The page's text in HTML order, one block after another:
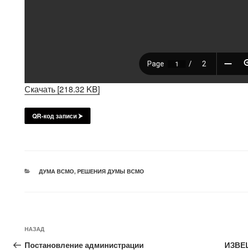
Скачать [218.32 KB]
QR-код записи ⮞
РУБРИКИ
ДУМА ВСМО, РЕШЕНИЯ ДУМЫ ВСМО
Навигация
по
Предыдущая
запись:
НАЗАД
Постановление администрации